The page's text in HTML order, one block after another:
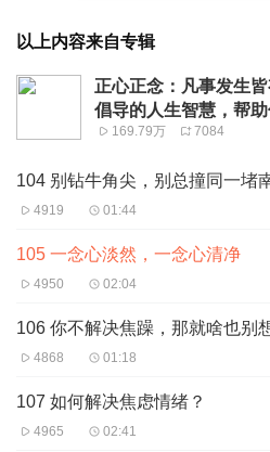
以上内容来自专辑
正心正念：凡事发生
倡导的人生智慧，帮
救精神内耗，重启人
169.79万 7084
104 别钻牛角尖，别总撞同一堵
4919 01:44
105 一念心淡然，一念心清净
4950 02:04
106 你不解决焦躁，那就啥也别
4868 01:18
107 如何解决焦虑情绪？
4965 02:41